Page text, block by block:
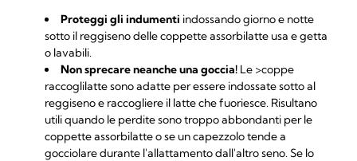
Proteggi gli indumenti indossando giorno e notte
sotto il reggiseno delle coppette assorbilatte usa e getta
o lavabili.
Non sprecare neanche una goccia! Le >coppe
raccoglilatte sono adatte per essere indossate sotto al
reggiseno e raccogliere il latte che fuoriesce. Risultano
utili quando le perdite sono troppo abbondanti per le
coppette assorbilatte o se un capezzolo tende a
gocciolare durante l'allattamento dall'altro seno. Se lo